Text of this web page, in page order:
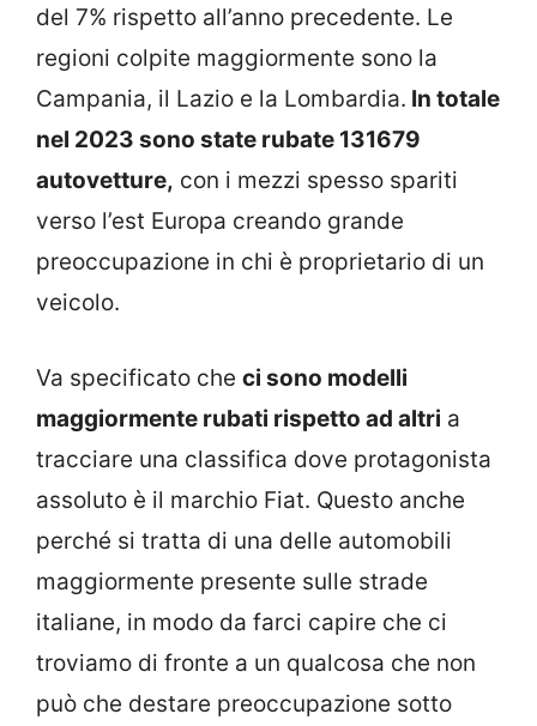
del 7% rispetto all’anno precedente. Le
regioni colpite maggiormente sono la
Campania, il Lazio e la Lombardia. In totale
nel 2023 sono state rubate 131679
autovetture, con i mezzi spesso spariti
verso l’est Europa creando grande
preoccupazione in chi è proprietario di un
veicolo.
Va specificato che ci sono modelli
maggiormente rubati rispetto ad altri a
tracciare una classifica dove protagonista
assoluto è il marchio Fiat. Questo anche
perché si tratta di una delle automobili
maggiormente presente sulle strade
italiane, in modo da farci capire che ci
troviamo di fronte a un qualcosa che non
può che destare preoccupazione sotto